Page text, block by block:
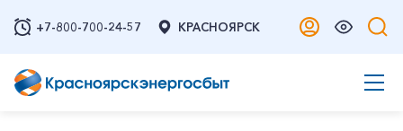
+7-800-700-24-57 КРАСНОЯРСК